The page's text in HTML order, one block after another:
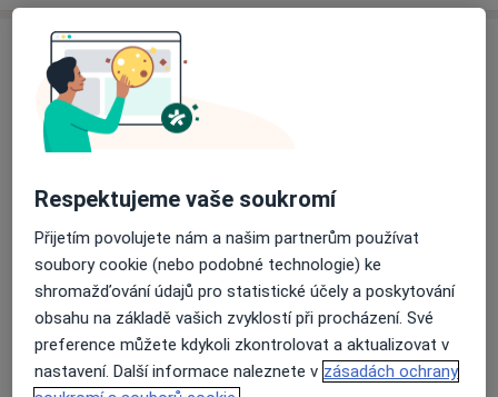
Adresa
Sam. ordinace PL - stomatologa
Kostelecká 1204,
Přiblížit mapuse otevře v nové záložce
Dostupnost
Na této adrese online kalendář není aktivní
Co mám v takové situaci udělat?
Způsoby platby (soukromé návštěvy)
Respektujeme vaše soukromí
Přijetím povolujete nám a našim partnerům používat
soubory cookie (nebo podobné technologie) ke
shromažďování údajů pro statistické účely a poskytování
obsahu na základě vašich zvyklostí při procházení. Své
preference můžete kdykoli zkontrolovat a aktualizovat v
nastavení. Další informace naleznete v zásadách ochrany